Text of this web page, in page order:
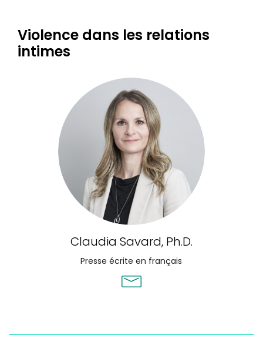
Violence dans les relations
intimes
Claudia Savard, Ph.D.
Presse écrite en français